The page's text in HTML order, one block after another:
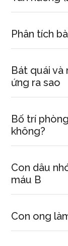
Phân tích
Bát quái và
ứng ra sao
Bố trí
không?
Con dâu
máu B
Con ong